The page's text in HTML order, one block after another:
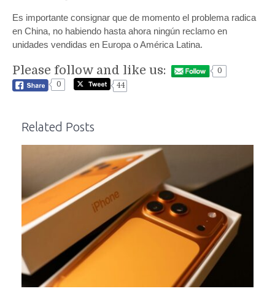
Es importante consignar que de momento el problema radica
en China, no habiendo hasta ahora ningún reclamo en
unidades vendidas en Europa o América Latina.
Please follow and like us:
0
0
44
Related Posts